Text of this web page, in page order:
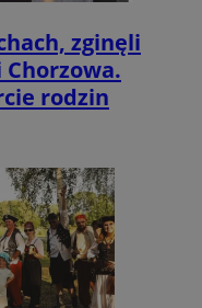
zginęli
rodzin